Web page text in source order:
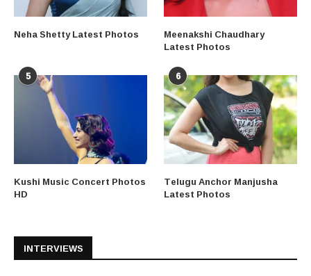
Neha Shetty Latest Photos Meenakshi Chaudhary
Latest Photos
5
Kushi Music Concert Photos
HD
6
Telugu Anchor Manjusha
Latest Photos
INTERVIEWS